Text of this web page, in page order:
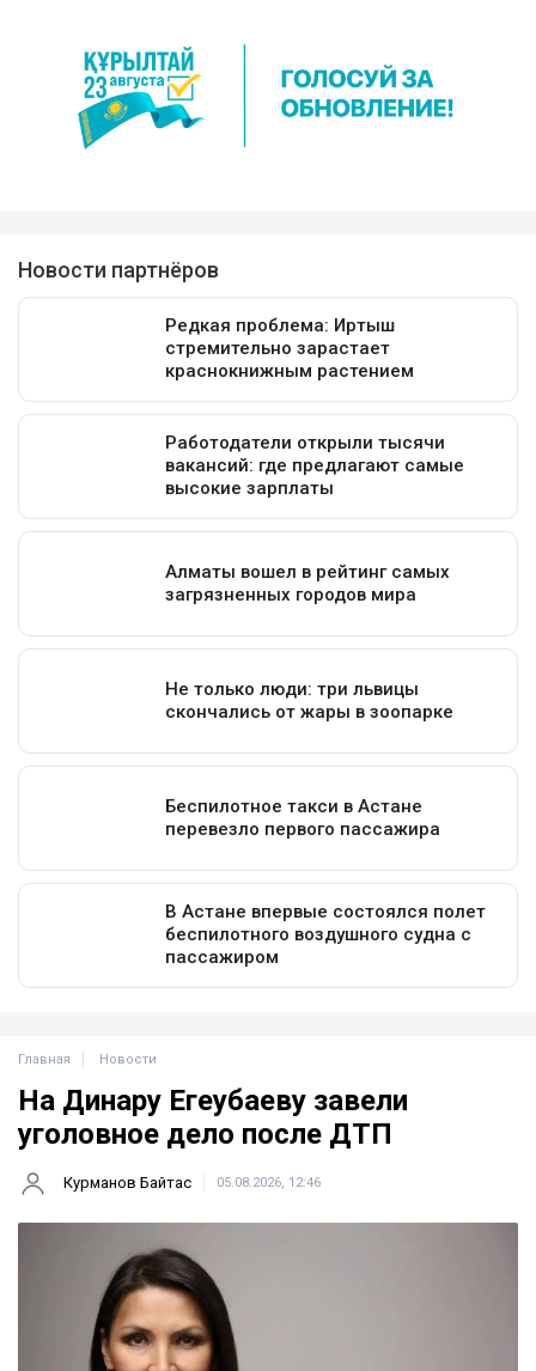
Главная Новости
На Динару Егеубаеву завели
уголовное дело после ДТП
Курманов Байтас 05.08.2026, 12:46